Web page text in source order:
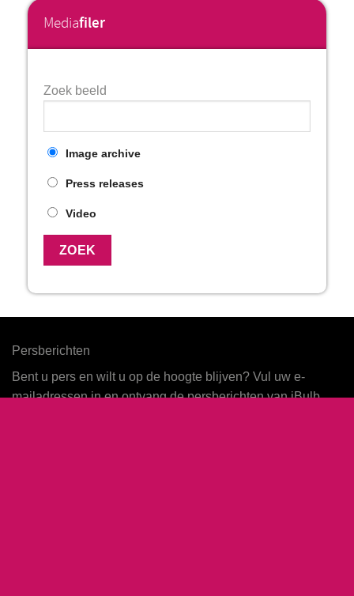
Mediafiler
Zoek beeld
Image archive
Press releases
Video
Persberichten
Bent u pers en wilt u op de hoogte blijven? Vul uw e-
mailadressen in en ontvang de persberichten van iBulb.